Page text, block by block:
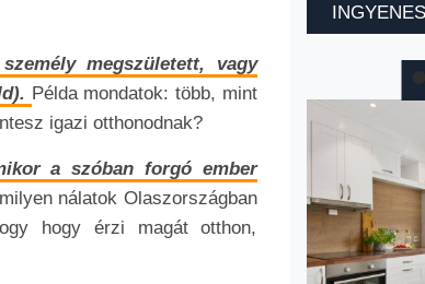
megszületett, vagy
Példa mondatok: több, mint
igazi otthonodnak?
a szóban forgó ember
nálatok Olaszországban
hogy érzi magát otthon,